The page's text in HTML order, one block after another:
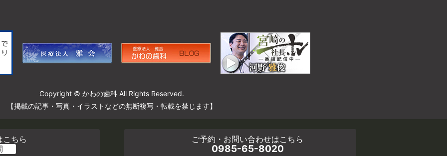
こちら ご予約・お問い合わせはこちら
0985-65-8020
Copyright © かわの歯科 All Rights Reserved.
【掲載の記事・写真・イラストなどの無断複写・転載を禁じます】